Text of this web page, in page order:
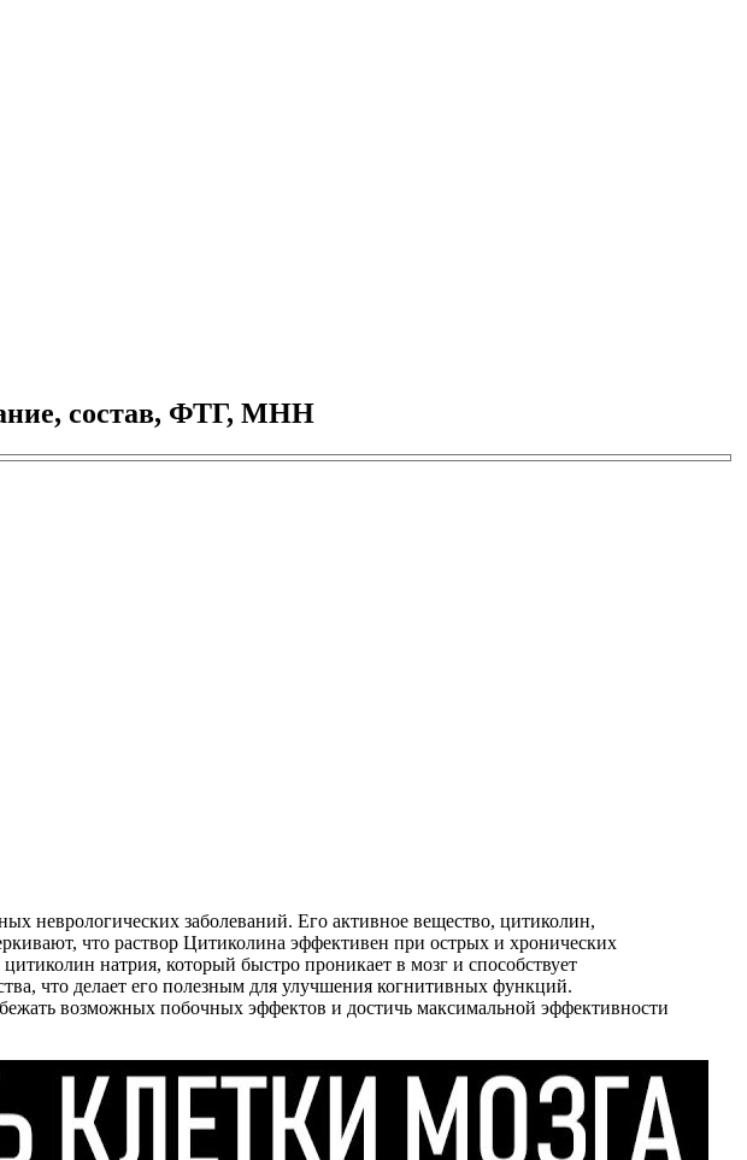
состав, ФТГ, МНН
неврологических заболеваний. Его активное вещество, цитиколин,
что раствор Цитиколина эффективен при острых и хронических
натрия, который быстро проникает в мозг и способствует
что делает его полезным для улучшения когнитивных функций.
возможных побочных эффектов и достичь максимальной эффективности